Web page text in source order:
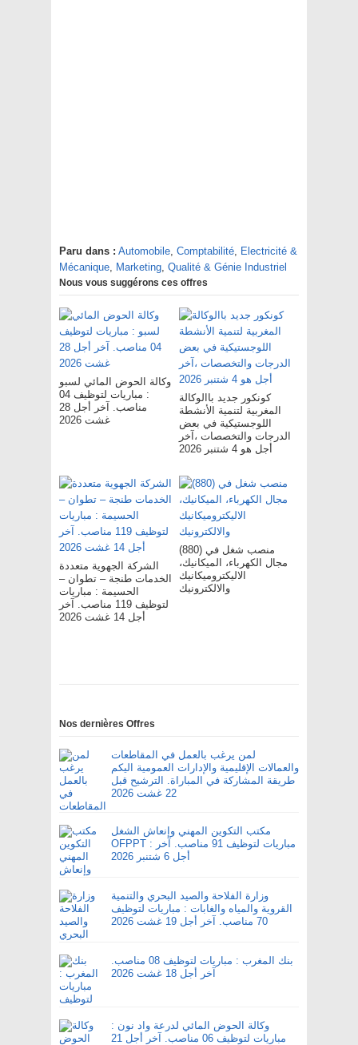
Paru dans : Automobile, Comptabilité, Electricité &
Mécanique, Marketing, Qualité & Génie Industriel
Nous vous suggérons ces offres
وكالة الحوض المائي لسبو
: مباريات لتوظيف 04
مناصب. آخر أجل 28
غشت 2026
كونكور جديد باالوكالة
المغربية لتنمية الأنشطة
اللوجستيكية في بعض
الدرجات والتخصصات ،آخر
أجل هو 4 شتنبر 2026
الشركة الجهوية متعددة
الخدمات طنجة – تطوان –
الحسيمة : مباريات
لتوظيف 119 مناصب. آخر
أجل 14 غشت 2026
(880) منصب شغل في
مجال الكهرباء، الميكانيك،
الاليكتروميكانيك
والالكترونيك
Nos dernières Offres
لمن يرغب بالعمل في المقاطعات
والعمالات الإقليمية والإدارات العمومية اليكم
طريقة المشاركة في المباراة. الترشيح قبل
22 غشت 2026
مكتب التكوين المهني وإنعاش الشغل
OFPPT : مباريات لتوظيف 91 مناصب. آخر
أجل 6 شتنبر 2026
وزارة الفلاحة والصيد البحري والتنمية
القروية والمياه والغابات : مباريات لتوظيف
70 مناصب. آخر أجل 19 غشت 2026
بنك المغرب : مباريات لتوظيف 08 مناصب.
آخر أجل 18 غشت 2026
وكالة الحوض المائي لدرعة واد نون :
مباريات لتوظيف 06 مناصب. آخر أجل 21